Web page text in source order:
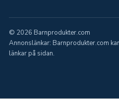
© 2026 Barnprodukter.com
Annonslänkar: Barnprodukter.com
länkar på sidan.